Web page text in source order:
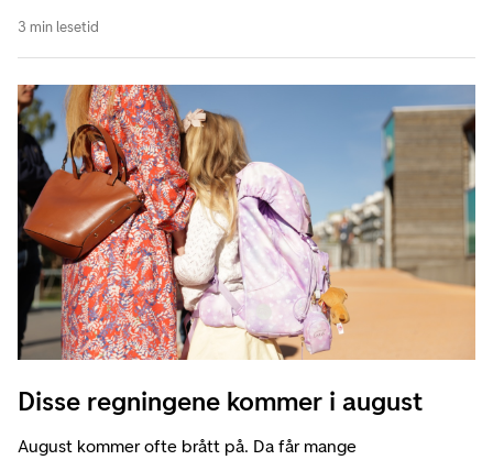
3 min lesetid
Disse regningene kommer i august
August kommer ofte brått på. Da får mange